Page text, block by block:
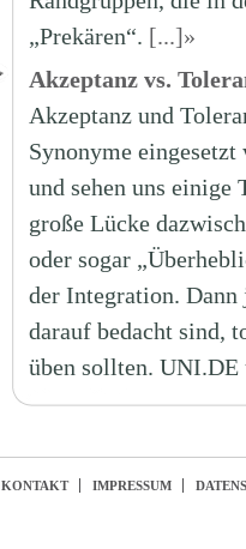
„Prekären“. [...]»
Akzeptanz vs.
Akzeptanz und
Synonyme
und sehen uns einige
große Lücke
oder sogar
der Integration.
darauf bedacht sind,
üben sollten.
KONTAKT IMPRESSUM